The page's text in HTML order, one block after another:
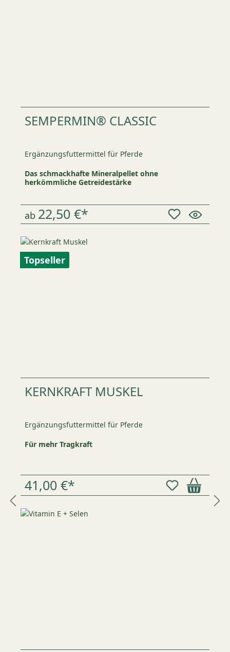
SEMPERMIN® CLASSIC
Ergänzungsfuttermittel für Pferde
Das schmackhafte Mineralpellet ohne
herkömmliche Getreidestärke
ab 22,50 €*
Topseller
KERNKRAFT MUSKEL
Ergänzungsfuttermittel für Pferde
Für mehr Tragkraft
41,00 €*